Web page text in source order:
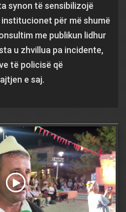
synon të sensibilizojë
për më shumë
me publikun lidhur
u zhvillua pa incidente,
të policisë që
e saj.